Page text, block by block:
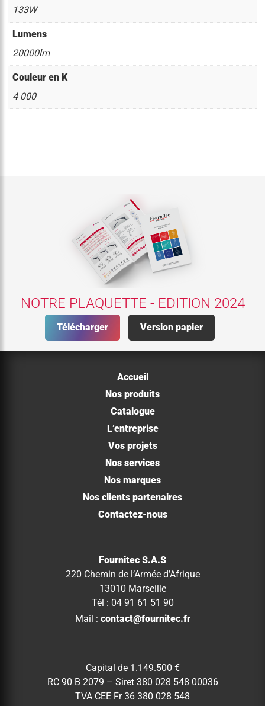
133W
Lumens
20000lm
Couleur en K
4 000
NOTRE PLAQUETTE - EDITION 2024
Télécharger Version papier
Accueil
Nos produits
Catalogue
L’entreprise
Vos projets
Nos services
Nos marques
Nos clients partenaires
Contactez-nous
Fournitec S.A.S
220 Chemin de l’Armée d’Afrique
13010 Marseille
Tél : 04 91 61 51 90
Mail : contact@fournitec.fr
Capital de 1.149.500 €
RC 90 B 2079 – Siret 380 028 548 00036
TVA CEE Fr 36 380 028 548